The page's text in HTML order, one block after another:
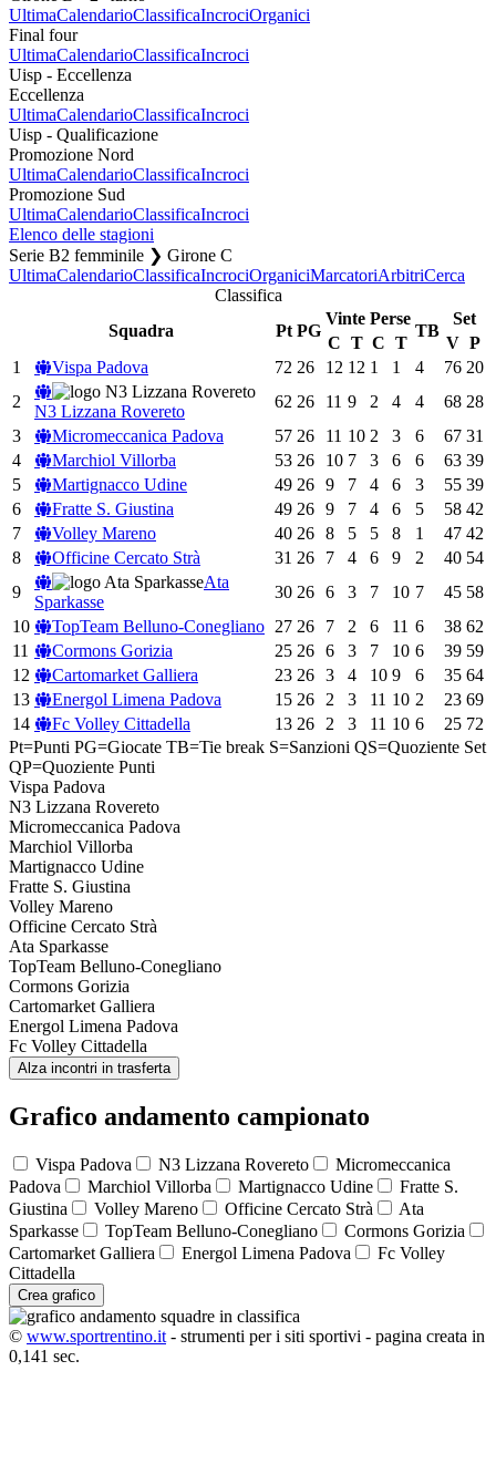
UltimaCalendarioClassificaIncrociOrganici
Final four
UltimaCalendarioClassificaIncroci
Uisp - Eccellenza
Eccellenza
UltimaCalendarioClassificaIncroci
Uisp - Qualificazione
Promozione Nord
UltimaCalendarioClassificaIncroci
Promozione Sud
UltimaCalendarioClassificaIncroci
Elenco delle stagioni
Serie B2 femminile ❯ Girone C
UltimaCalendarioClassificaIncrociOrganiciMarcatoriArbitriCerca
Classifica
Squadra
Pt PG
Vinte Perse
TB
Set
C T C T V P
1
Vispa Padova 72 26 12 12 1 1 4 76 20
2
N3 Lizzana Rovereto
62 26 11 9 2 4 4 68 28
3
Micromeccanica Padova 57 26 11 10 2 3 6 67 31
4
Marchiol Villorba 53 26 10 7 3 6 6 63 39
5
Martignacco Udine 49 26 9 7 4 6 3 55 39
6
Fratte S. Giustina 49 26 9 7 4 6 5 58 42
7
Volley Mareno 40 26 8 5 5 8 1 47 42
8
Officine Cercato Strà 31 26 7 4 6 9 2 40 54
9
Ata
Sparkasse
30 26 6 3 7 10 7 45 58
10
TopTeam Belluno-Conegliano 27 26 7 2 6 11 6 38 62
11
Cormons Gorizia 25 26 6 3 7 10 6 39 59
12
Cartomarket Galliera 23 26 3 4 10 9 6 35 64
13
Energol Limena Padova 15 26 2 3 11 10 2 23 69
14
Fc Volley Cittadella 13 26 2 3 11 10 6 25 72
Pt=Punti PG=Giocate TB=Tie break S=Sanzioni QS=Quoziente Set
QP=Quoziente Punti
Vispa Padova
N3 Lizzana Rovereto
Micromeccanica Padova
Marchiol Villorba
Martignacco Udine
Fratte S. Giustina
Volley Mareno
Officine Cercato Strà
Ata Sparkasse
TopTeam Belluno-Conegliano
Cormons Gorizia
Cartomarket Galliera
Energol Limena Padova
Fc Volley Cittadella
Alza incontri in trasferta
Grafico andamento campionato
Vispa Padova N3 Lizzana Rovereto
Micromeccanica
Padova
Marchiol Villorba Martignacco Udine
Fratte S.
Giustina
Volley Mareno Officine Cercato Strà
Ata
Sparkasse
TopTeam Belluno-Conegliano
Cormons Gorizia
Cartomarket Galliera
Energol Limena Padova
Fc Volley
Cittadella
Crea grafico
© www.sportrentino.it- strumenti per i siti sportivi - pagina creata in
0,141 sec.